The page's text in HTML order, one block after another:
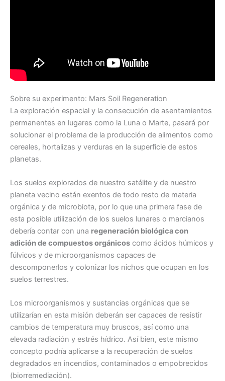
Sobre su experimento: Mars Soil Regeneration
La exploración espacial y la consecución de asentamientos
permanentes en lugares como la Luna o Marte, pasará por
solucionar el problema de la producción de alimentos como
cereales, hortalizas y verduras en la superficie de estos
planetas.
Los suelos explorados de nuestro satélite y de nuestro
planeta vecino están exentos de todo resto de materia
orgánica y de microbiota, por lo que una primera fase de
esta posible utilización de los suelos lunares o marcianos
debería contar con una regeneración biológica con
adición de compuestos orgánicos como ácidos húmicos y
fúlvicos y de microorganismos capaces de
descomponerlos y colonizar los nichos que ocupan en los
suelos terrestres.
Los microorganismos y sustancias orgánicas que se
utilizarían en esta misión deberán ser capaces de resistir
cambios de temperatura muy bruscos, así como una
elevada radiación y estrés hídrico. Así bien, este mismo
concepto podría aplicarse a la recuperación de suelos
degradados en incendios, contaminados o empobrecidos
(biorremediación).